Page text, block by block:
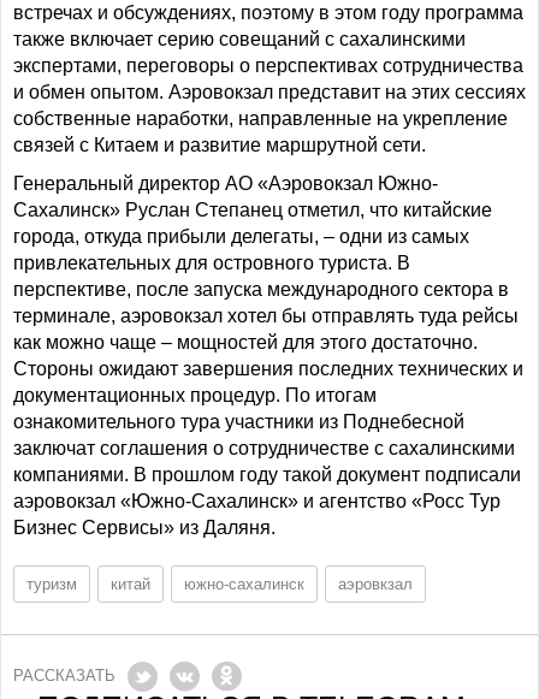
встречах и обсуждениях, поэтому в этом году программа
также включает серию совещаний с сахалинскими
экспертами, переговоры о перспективах сотрудничества
и обмен опытом. Аэровокзал представит на этих сессиях
собственные наработки, направленные на укрепление
связей с Китаем и развитие маршрутной сети.
Генеральный директор АО «Аэровокзал Южно-
Сахалинск» Руслан Степанец отметил, что китайские
города, откуда прибыли делегаты, – одни из самых
привлекательных для островного туриста. В
перспективе, после запуска международного сектора в
терминале, аэровокзал хотел бы отправлять туда рейсы
как можно чаще – мощностей для этого достаточно.
Стороны ожидают завершения последних технических и
документационных процедур. По итогам
ознакомительного тура участники из Поднебесной
заключат соглашения о сотрудничестве с сахалинскими
компаниями. В прошлом году такой документ подписали
аэровокзал «Южно-Сахалинск» и агентство «Росс Тур
Бизнес Сервисы» из Даляня.
туризм китай южно-сахалинск аэровкзал
РАССКАЗАТЬ